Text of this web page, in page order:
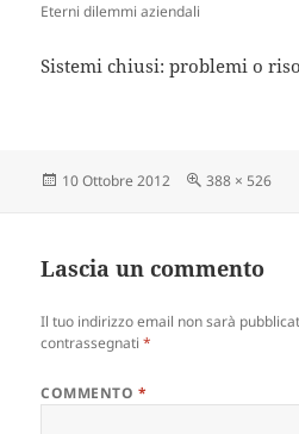
Eterni dilemmi aziendali
Sistemi chiusi: problemi o
Scritto
10 Ottobre 2012
Dimensione
388 × 526
Lascia un commento
Il tuo indirizzo email non sarà
contrassegnati*
COMMENTO *